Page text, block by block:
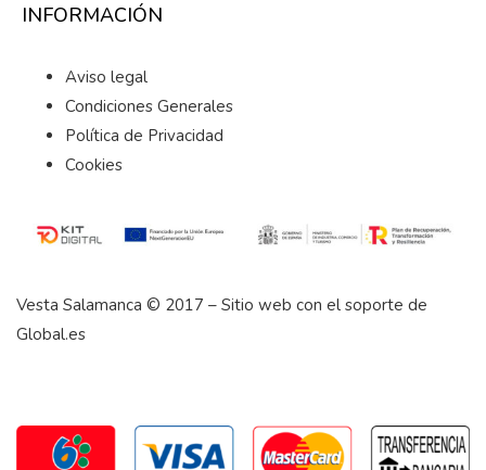
INFORMACIÓN
Aviso legal
Condiciones Generales
Política de Privacidad
Cookies
Vesta Salamanca © 2017 – Sitio web con el soporte de
Global.es